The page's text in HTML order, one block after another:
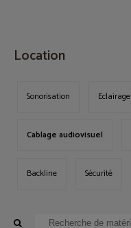
Location
Sonorisation Eclairage
Cablage audiovisuel
Backline Sécurité